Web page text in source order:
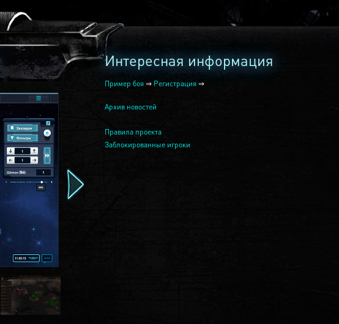
Интересная информация
Пример боя ⇒ Регистрация ⇒
Архив новостей
Правила проекта
Заблокированные игроки